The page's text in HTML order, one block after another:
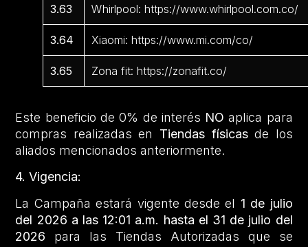
3.63 Whirlpool: https://www.whirlpool.com.co/
3.64 Xiaomi: https://www.mi.com/co/
3.65 Zona fit: https://zonafit.co/
Este beneficio de 0% de interés NOaplica para
compras realizadas en Tiendas físicasde los
aliados mencionados anteriormente.
4. Vigencia:
La Campaña estará vigente desde el 1 de julio
del 2026 a las 12:01 a.m. hasta el 31 de julio del
2026 para las Tiendas Autorizadas que se